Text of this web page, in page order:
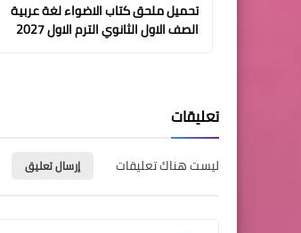
تحميل ملحق كتاب الاضواء لغة عربية
الصف الاول الثانوي الترم الاول 2027
تعليقات
ليست هناك تعليقات إرسال تعليق